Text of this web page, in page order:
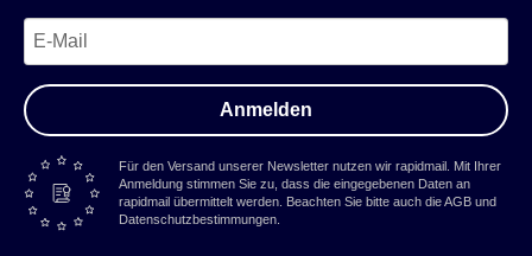
Anmelden
Für den Versand unserer Newsletter nutzen wir rapidmail. Mit Ihrer
Anmeldung stimmen Sie zu, dass die eingegebenen Daten an
rapidmail übermittelt werden. Beachten Sie bitte auch die AGB und
Datenschutzbestimmungen.